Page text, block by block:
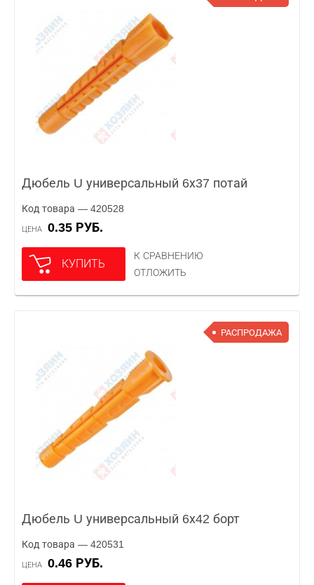
Дюбель U универсальный 6х37 потай
Код товара — 420528
ЦЕНА 0.35 РУБ.
КУПИТЬ
К СРАВНЕНИЮ
ОТЛОЖИТЬ
РАСПРОДАЖА
Дюбель U универсальный 6х42 борт
Код товара — 420531
ЦЕНА 0.46 РУБ.